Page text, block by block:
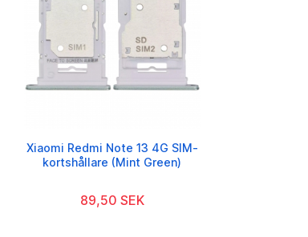
Xiaomi Redmi Note 13 4G SIM-
kortshållare (Mint Green)
89,50 SEK